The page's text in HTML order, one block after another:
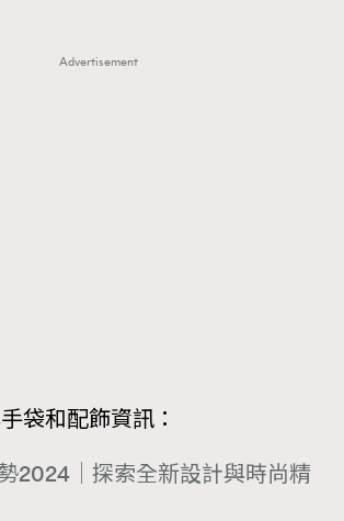
Advertisement
袋和配飾資訊：
2024｜探索全新設計與時尚精